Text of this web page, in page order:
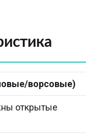
ворсовые)
открытые